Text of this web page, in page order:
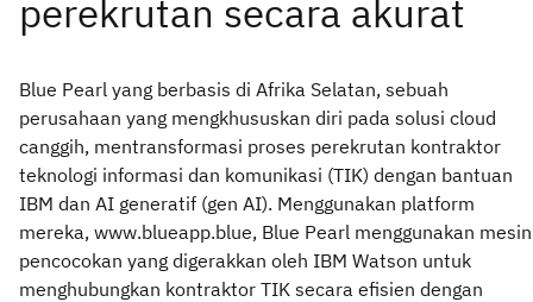
Blue Pearl yang berbasis di Afrika Selatan, sebuah
perusahaan yang mengkhususkan diri pada solusi cloud
canggih, mentransformasi proses perekrutan kontraktor
teknologi informasi dan komunikasi (TIK) dengan bantuan
IBM dan AI generatif (gen AI). Menggunakan platform
mereka, www.blueapp.blue, Blue Pearl menggunakan mesin
pencocokan yang digerakkan oleh IBM Watson untuk
menghubungkan kontraktor TIK secara efisien dengan